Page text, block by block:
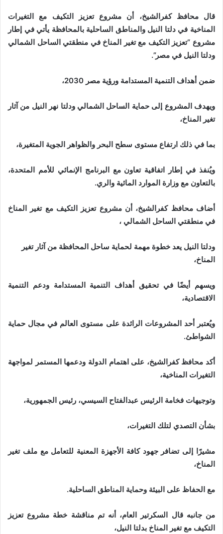
قال محافظ كفرالشيخ، أن مشروع تعزيز التكيف مع التغيرات
المناخية في دلتا النيل والمناطق الساحلية بالمحافظة يأتي في إطار
مشروع “تعزيز التكيف مع تغير المناخ في منطقتي الساحل الشمالي
ودلتا النيل في مصر”.
ضمن أهداف التنمية المستدامة ورؤية مصر 2030،
ويهدف المشروع إلى حماية الساحل الشمالي ودلتا نهر النيل من آثار
تغير المناخ،
بما في ذلك ارتفاع مستوى سطح البحر والظواهر الجوية المتغيرة،
ويُنفذ في إطار اتفاقية تعاون مع البرنامج الإنمائي للأمم المتحدة،
بالتعاون مع وزارة الموارد المائية والري.
أضاف محافظ كفرالشيخ، أن مشروع تعزيز التكيف مع تغير المناخ
في منطقتي الساحل الشمالي ،
ودلتا النيل يعد خطوة مهمة لحماية ساحل المحافظة من آثار تغير
المناخ،
ويسهم أيضًا في تحقيق أهداف التنمية المستدامة ودعم التنمية
الاقتصادية،
ويُعتبر أحد المشروعات الرائدة على مستوى العالم في مجال حماية
الشواطئ.
أكد محافظ كفرالشيخ، على اهتمام الدولة ودعمها المستمر لمواجهة
التغيرات المناخية،
وتوجيهات فخامة الرئيس عبدالفتاح السيسي، رئيس الجمهورية،
بشأن التصدي لتلك التغيرات،
مشيرًا إلى تضافر جهود كافة الأجهزة المعنية للتعامل مع ملف تغير
المناخ،
مع الحفاظ على البيئة وحماية المناطق الساحلية.
من جانبه قال السكرتير العام، أنه تم مناقشة خطة مشروع تعزيز
التكيف مع تغير المناخ بدلتا النيل،